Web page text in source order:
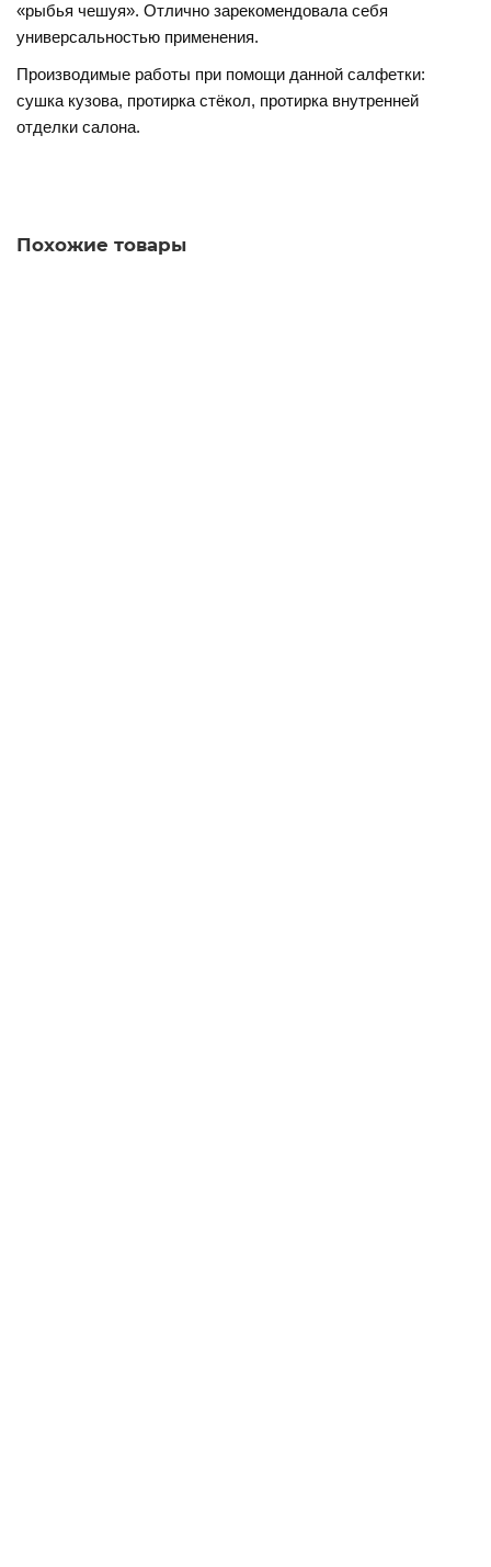
«рыбья чешуя». Отлично зарекомендовала себя
универсальностью применения.
Производимые работы при помощи данной салфетки:
сушка кузова, протирка стёкол, протирка внутренней
отделки салона.
Похожие товары